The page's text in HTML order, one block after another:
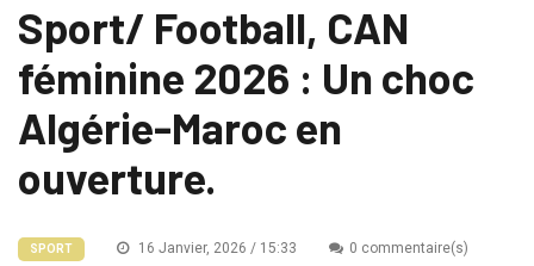
Sport/ Football, CAN
féminine 2026 : Un choc
Algérie-Maroc en
ouverture.
SPORT 16 Janvier, 2026 / 15:33 0 commentaire(s)